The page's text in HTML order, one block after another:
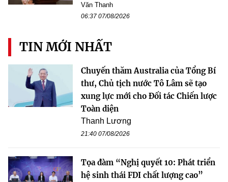
Văn Thanh
06:37 07/08/2026
TIN MỚI NHẤT
Chuyến thăm Australia của Tổng Bí
thư, Chủ tịch nước Tô Lâm sẽ tạo
xung lực mới cho Đối tác Chiến lược
Toàn diện
Thanh Lương
21:40 07/08/2026
Tọa đàm “Nghị quyết 10: Phát triển
hệ sinh thái FDI chất lượng cao”